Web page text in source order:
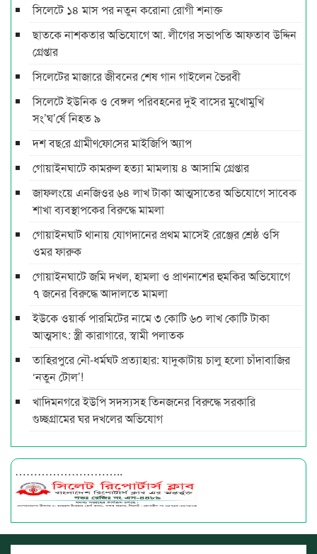
সিলেটে ১৪ মাস পর নতুন করোনা রোগী শনাক্ত
ছাতকে নাশকতার অভিযোগে আ. লীগের সভাপ‌তি আফতাব উদ্দিন
গ্রেপ্তার
সিলেটের মাজারে জীবনের শেষ গান গাইলেন ভৈরবী
সিলেটে ইউনিক ও বেঙ্গল পরিবহনের দুই বাসের মুখোমুখি
সং’ঘ’র্ষে নিহত ৯
দশ বছ‌রে গ্রামীণ‌ফো‌সের মাইজিপি অ্যাপ
গোয়াইনঘাটে কামরুল হত্যা মামলায় ৪ আসামি গ্রেপ্তার
জাফলংয়ে এনজিওর ৬৪ লাখ টাকা আত্মসাতের অভিযোগে সাবেক
শাখা ব্যবস্থাপকের বিরুদ্ধে মামলা
গোয়াইনঘাট থানায় যোগদানের প্রথম মাসেই রেঞ্জের শ্রেষ্ঠ ওসি
ওমর ফারুক
গোয়াইনঘাটে জমি দখল, হামলা ও প্রাণনাশের হুমকির অভিযোগে
৭ জনের বিরুদ্ধে আদালতে মামলা
ইউকে ওয়ার্ক পারমিটের নামে ৩ কোটি ৬০ লাখ কোটি টাকা
আত্মসাৎ: স্ত্রী কারাগারে, স্বামী পলাতক
তাহিরপুরে নৌ-ধর্মঘট প্রত্যাহার: যাদুকাটায় চালু হলো চাঁদাবাজির
‘নতুন টোল’!
খাদিমনগরে ইউপি সদস্যসহ তিনজনের বিরুদ্ধে সরকারি
গুচ্ছগ্রামের ঘর দখলের অভিযোগ
………………………..